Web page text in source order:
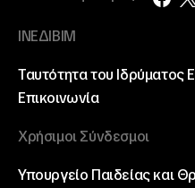
ΙΝΕΔΙΒΙΜ
Ταυτότητα του Ιδρύματος
Επικοινωνία
Χρήσιμοι Σύνδεσμοι
Υπουργείο Παιδείας και